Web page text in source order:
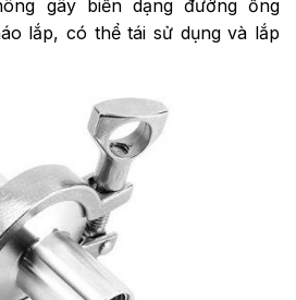
gây biến dạng đường ống
lắp, có thể tái sử dụng và lắp